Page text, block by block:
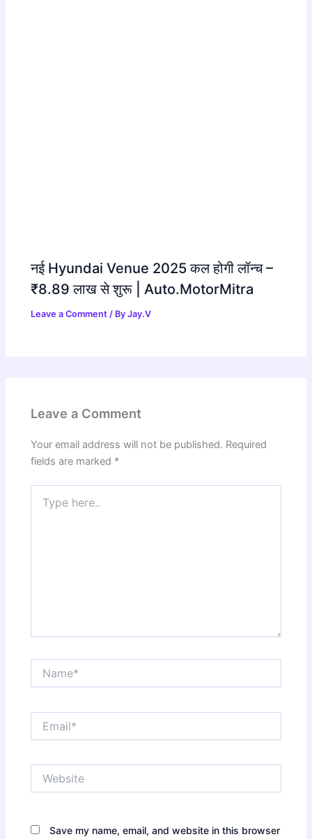
नई Hyundai Venue 2025 कल होगी लॉन्च –
₹8.89 लाख से शुरू | Auto.MotorMitra
Leave a Comment / ByJay.V
Leave a Comment
Your email address will not be published. Required
fields are marked *
here..
Save my name, email, and website in this browser